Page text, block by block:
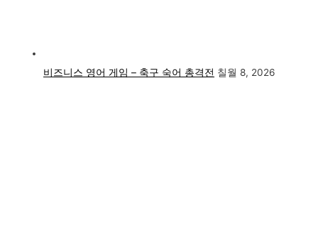
비즈니스 영어 게임 – 축구 숙어 총격전 칠월 8, 2026